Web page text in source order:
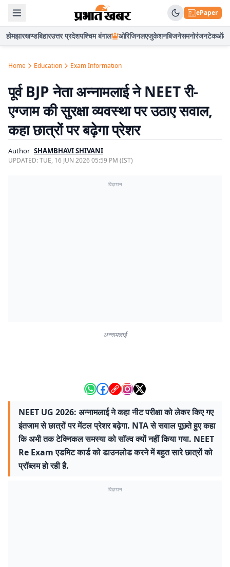
ePaper
होमझारखण्डबिहारउत्तर प्रदेशपश्चिम बंगाल ओरिजिनलएजुकेशनबिजनेसमनोरंजनटेकऑटो
Home Education Exam Information
पूर्व BJP नेता अन्नामलाई ने NEET री-
एग्जाम की सुरक्षा व्यवस्था पर उठाए सवाल,
कहा छात्रों पर बढ़ेगा प्रेशर
Author SHAMBHAVI SHIVANI
UPDATED:TUE, 16 JUN 2026 05:59 PM (IST)
विज्ञापन
अन्नामलाई
NEET UG 2026: अन्नामलाई ने कहा नीट परीक्षा को लेकर किए गए
इंतजाम से छात्रों पर मेंटल प्रेशर बढ़ेगा. NTA से सवाल पूछते हुए कहा
कि अभी तक टेक्निकल समस्या को सॉल्व क्यों नहीं किया गया. NEET
Re Exam एडमिट कार्ड को डाउनलोड करने में बहुत सारे छात्रों को
प्रॉब्लम हो रही है.
विज्ञापन